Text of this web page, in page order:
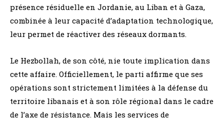
présence résiduelle en Jordanie, au Liban et à Gaza,
combinée à leur capacité d’adaptation technologique,
leur permet de réactiver des réseaux dormants.
Le Hezbollah, de son côté, nie toute implication dans
cette affaire. Officiellement, le parti affirme que ses
opérations sont strictement limitées à la défense du
territoire libanais et à son rôle régional dans le cadre
de l’axe de résistance. Mais les services de